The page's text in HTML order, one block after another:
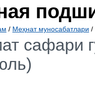
/ Меҳнат муносабатлари /
сафари